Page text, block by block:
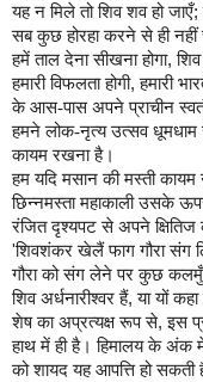
यह न मिले तो शिव शव हो जाएँ;
सब कुछ होरहा करने से ही
हमें ताल देना सीखना होगा,
हमारी विफलता होगी,हमारी
के आस-पास अपने प्राचीन
हमने लोक-नृत्‍य उत्‍सव धूमधाम
कायम रखना है।
हम यदि मसान की मस्‍ती कायम
छिन्‍नमस्‍ता महाकाली उसके
रंजित दृश्‍यपट से अपने क्षितिज
'शिवशंकर खेलैं फाग गौरा संग
गौरा को संग लेने पर कुछ
शिव अर्धनारीश्‍वर हैं,या यों
शेष का अप्रत्‍यक्ष रूप से,इस
हाथ में ही है। हिमालय के अंक
को शायद यह आपत्ति हो सकती